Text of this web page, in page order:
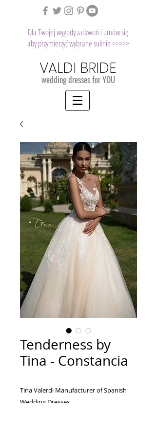
Dla Twojej wygody zadzwoń i umów się
aby przymierzyć wybrane suknie >>>>>
VALDI BRIDE
wedding dresses for YOU
Tenderness by
Tina - Constancia
Tina Valerdi Manufacturer of Spanish
Wedding Dresses...